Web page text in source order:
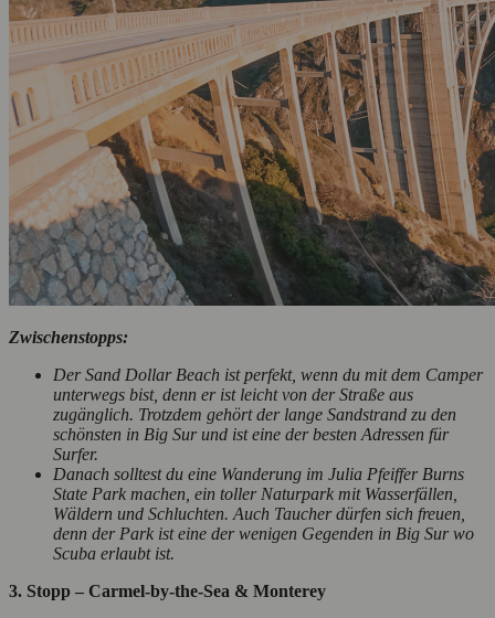
Zwischenstopps:
Der Sand Dollar Beach ist perfekt, wenn du mit dem Camper
unterwegs bist, denn er ist leicht von der Straße aus
zugänglich. Trotzdem gehört der lange Sandstrand zu den
schönsten in Big Sur und ist eine der besten Adressen für
Surfer.
Danach solltest du eine Wanderung im Julia Pfeiffer Burns
State Park machen, ein toller Naturpark mit Wasserfällen,
Wäldern und Schluchten. Auch Taucher dürfen sich freuen,
denn der Park ist eine der wenigen Gegenden in Big Sur wo
Scuba erlaubt ist.
3. Stopp – Carmel-by-the-Sea & Monterey